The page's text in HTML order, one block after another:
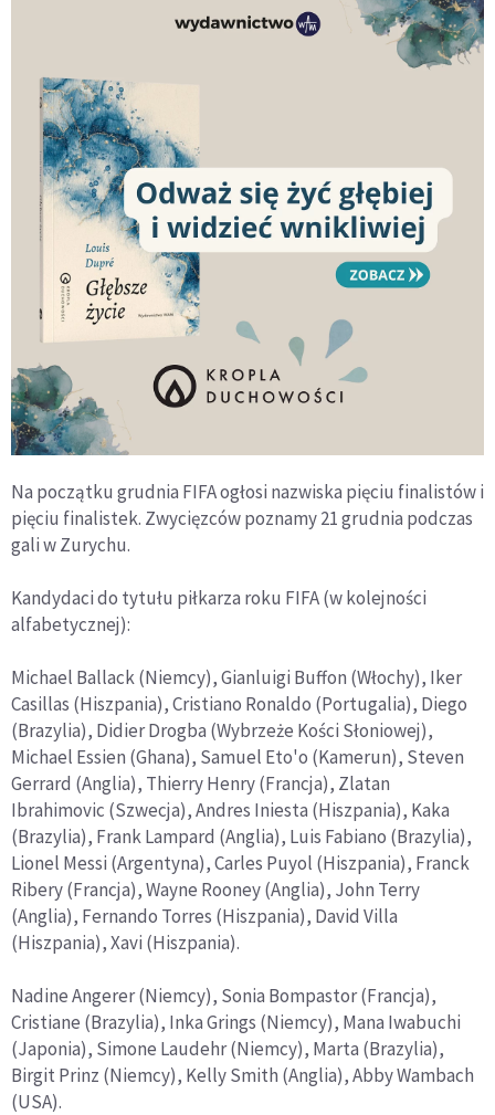
Na początku grudnia FIFA ogłosi nazwiska pięciu finalistów i
pięciu finalistek. Zwycięzców poznamy 21 grudnia podczas
gali w Zurychu.
Kandydaci do tytułu piłkarza roku FIFA (w kolejności
alfabetycznej):
Michael Ballack (Niemcy), Gianluigi Buffon (Włochy), Iker
Casillas (Hiszpania), Cristiano Ronaldo (Portugalia), Diego
(Brazylia), Didier Drogba (Wybrzeże Kości Słoniowej),
Michael Essien (Ghana), Samuel Eto'o (Kamerun), Steven
Gerrard (Anglia), Thierry Henry (Francja), Zlatan
Ibrahimovic (Szwecja), Andres Iniesta (Hiszpania), Kaka
(Brazylia), Frank Lampard (Anglia), Luis Fabiano (Brazylia),
Lionel Messi (Argentyna), Carles Puyol (Hiszpania), Franck
Ribery (Francja), Wayne Rooney (Anglia), John Terry
(Anglia), Fernando Torres (Hiszpania), David Villa
(Hiszpania), Xavi (Hiszpania).
Nadine Angerer (Niemcy), Sonia Bompastor (Francja),
Cristiane (Brazylia), Inka Grings (Niemcy), Mana Iwabuchi
(Japonia), Simone Laudehr (Niemcy), Marta (Brazylia),
Birgit Prinz (Niemcy), Kelly Smith (Anglia), Abby Wambach
(USA).